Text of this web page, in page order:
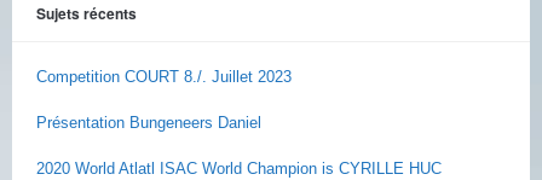
Sujets récents
Competition COURT 8./. Juillet 2023
Présentation Bungeneers Daniel
2020 World Atlatl ISAC World Champion is CYRILLE HUC